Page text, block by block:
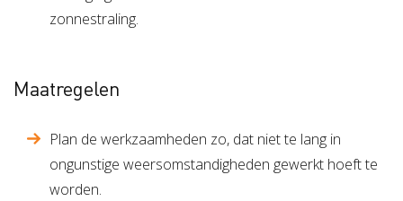
zonnestraling.
Maatregelen
Plan de werkzaamheden zo, dat niet te lang in
ongunstige weersomstandigheden gewerkt hoeft te
worden.